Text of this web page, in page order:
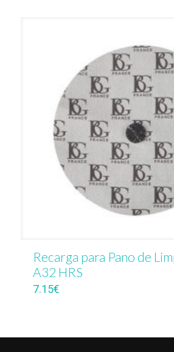
Recarga para Pano de
A32 HRS
7.15€